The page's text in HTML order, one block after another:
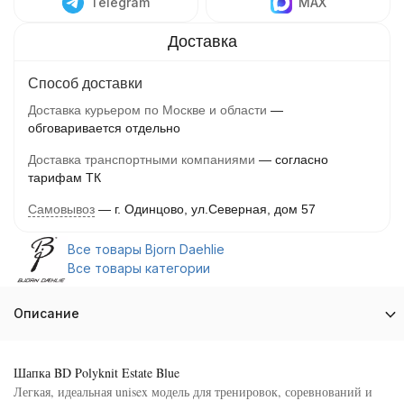
Способ доставки
Доставка курьером по Москве и области
обговаривается отдельно
Доставка транспортными компаниями
согласно
тарифам ТК
Самовывоз г. Одинцово, ул.Северная, дом 57
Все товары Bjorn Daehlie
Все товары категории
Описание
Шапка BD Polyknit Estate Blue
Легкая, идеальная unisex модель для тренировок, соревнований и